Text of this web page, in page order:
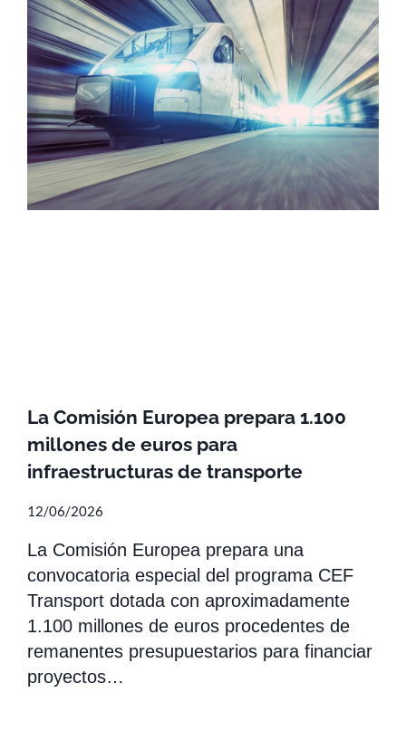
La Comisión Europea prepara 1.100
millones de euros para
infraestructuras de transporte
12/06/2026
La Comisión Europea prepara una
convocatoria especial del programa CEF
Transport dotada con aproximadamente
1.100 millones de euros procedentes de
remanentes presupuestarios para financiar
proyectos…